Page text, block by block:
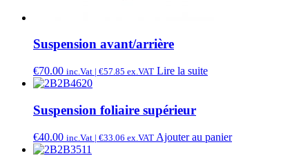
Suspension avant/arrière
€70.00 inc.Vat | €57.85 ex.VAT Lire la suite
Suspension foliaire supérieur
€40.00 inc.Vat | €33.06 ex.VAT Ajouter au panier